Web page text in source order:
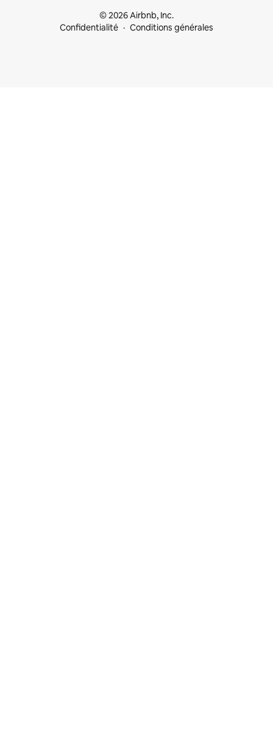
© 2026 Airbnb, Inc.
Confidentialité
Conditions générales